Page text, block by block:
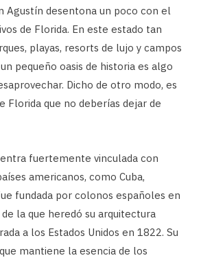
Agustín desentona un poco con el
de Florida. En este estado tan
playas, resorts de lujo y campos
pequeño oasis de historia es algo
Dicho de otro modo, es
Florida que no deberías dejar de
fuertemente vinculada con
americanos, como Cuba,
fundada por colonos españoles en
la que heredó su arquitectura
a los Estados Unidos en 1822. Su
mantiene la esencia de los